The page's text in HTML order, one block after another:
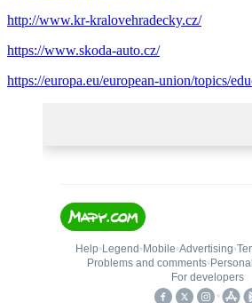
http://www.kr-kralovehradecky.cz/
https://www.skoda-auto.cz/
https://europa.eu/european-union/topics/